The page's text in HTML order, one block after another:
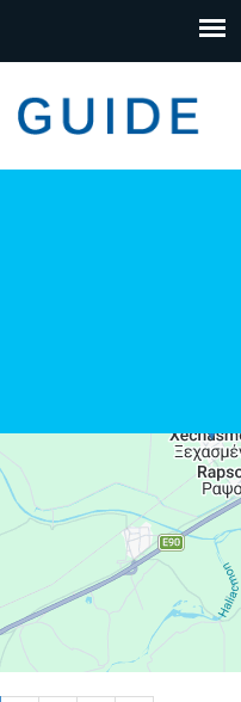
Leaflet| Map data ©